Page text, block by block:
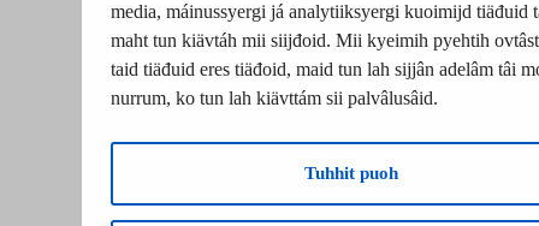
media, máinussyergi já analytiiksyergi kuoimijd tiäđuid
maht tun kiävtáh mii siijđoid. Mii kyeimih pyehtih
taid tiäđuid eres tiäđoid, maid tun lah sijjân adelâm tâi
nurrum, ko tun lah kiävttám sii palvâlusâid.
Tuhhit puoh